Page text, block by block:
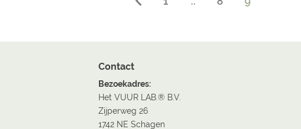
Contact
Bezoekadres:
Het VUUR LAB.® B.V.
Zijperweg 26
1742 NE Schagen